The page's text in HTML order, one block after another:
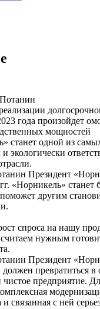
года произойдет
мощностей
станет одной из
экологически
Президент
«Норникель» станет
другим
спроса на нашу
нужным
Президент
превратиться в
чистое предприятие.
связанная с ней